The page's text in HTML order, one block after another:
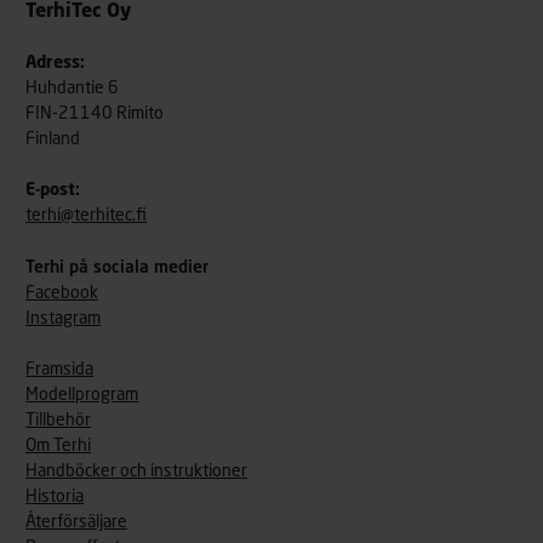
TerhiTec Oy
Adress:
Huhdantie 6
FIN-21140 Rimito
Finland
E-post:
terhi@terhitec.fi
Terhi på sociala medier
Facebook
Instagram
Framsida
Modellprogram
Tillbehör
Om Terhi
Handböcker och instruktioner
Historia
Återförsäljare